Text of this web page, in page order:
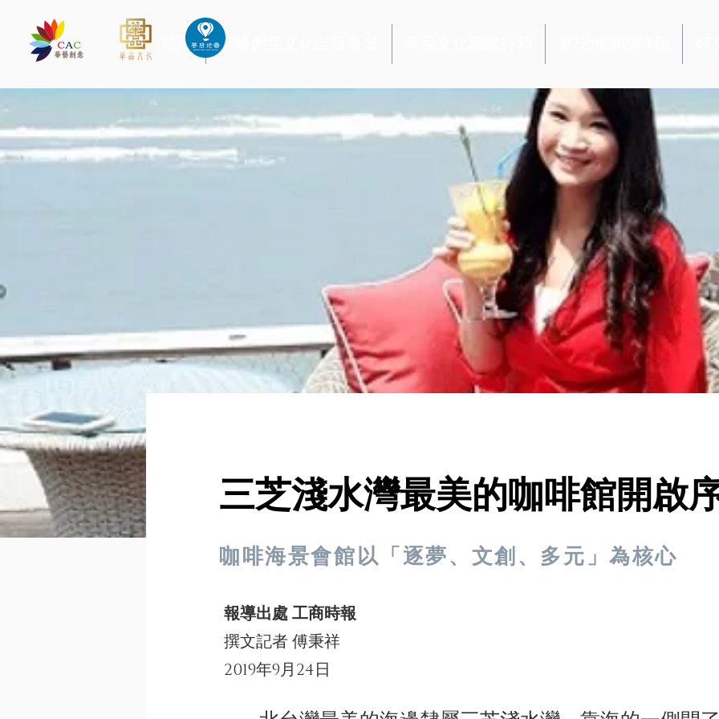
首頁 華藝創意文化出版事業
三芝淺水灣最美的咖啡館開啟
咖啡海景會館以「逐夢、文創、多元」為核心
報導出處 工商時報
撰文記者 傅秉祥
2019年9月24日